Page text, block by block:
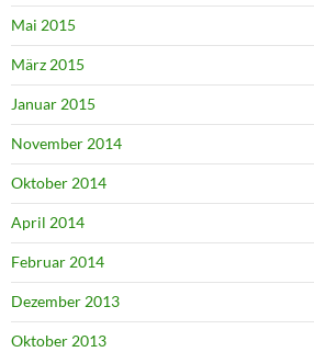
Mai 2015
März 2015
Januar 2015
November 2014
Oktober 2014
April 2014
Februar 2014
Dezember 2013
Oktober 2013